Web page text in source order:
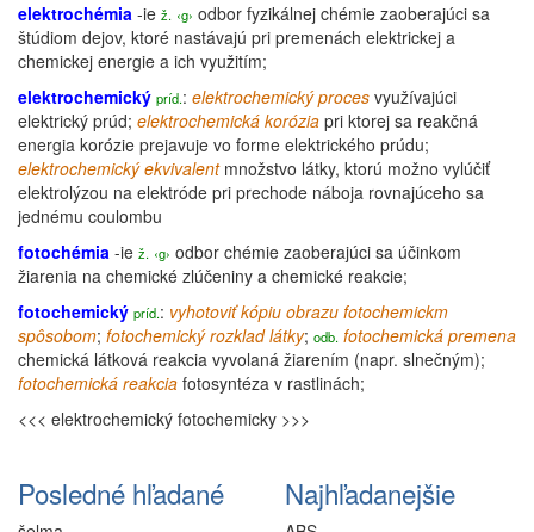
elektrochémia -ie ž. ‹g› odbor fyzikálnej chémie zaoberajúci sa
štúdiom dejov, ktoré nastávajú pri premenách elektrickej a
chemickej energie a ich využitím;
elektrochemický príd.: elektrochemickýproces využívajúci
elektrický prúd; elektrochemická korózia pri ktorej sa reakčná
energia korózie prejavuje vo forme elektrického prúdu;
elektrochemickýekvivalentmnožstvo látky, ktorú možno vylúčiť
elektrolýzou na elektróde pri prechode náboja rovnajúceho sa
jednému coulombu
fotochémia -ie ž. ‹g› odbor chémie zaoberajúci sa účinkom
žiarenia na chemické zlúčeniny a chemické reakcie;
fotochemický príd.: vyhotoviť kópiu obrazu fotochemickm
spôsobom; fotochemický rozklad látky; odb. fotochemická premena
chemická látková reakcia vyvolaná žiarením (napr. slnečným);
fotochemická reakcia fotosyntéza v rastlinách;
<<< elektrochemický fotochemicky >>>
Posledné hľadané Najhľadanejšie